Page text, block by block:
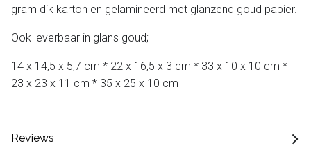
gram dik karton en gelamineerd met glanzend goud papier.
Ook leverbaar in glans goud;
14 x 14,5 x 5,7 cm * 22 x 16,5 x 3 cm * 33 x 10 x 10 cm *
23 x 23 x 11 cm * 35 x 25 x 10 cm
Reviews